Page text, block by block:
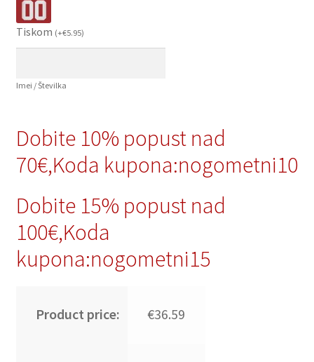
Tiskom (+€5.95)
Imei / Številka
Dobite 10% popust nad
70€,Koda kupona:nogometni10
Dobite 15% popust nad
100€,Koda
kupona:nogometni15
Product price: €36.59